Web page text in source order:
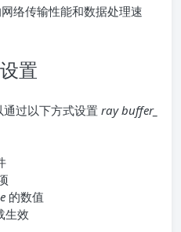
络传输性能和数据处理速
置
过以下方式设置 ray buffer_
的数值
生效